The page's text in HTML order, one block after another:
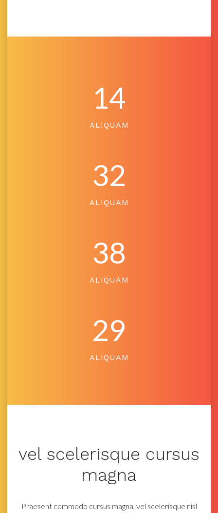
14
ALIQUAM
32
ALIQUAM
38
ALIQUAM
29
ALIQUAM
vel scelerisque cursus
magna
Praesent commodo cursus magna, vel scelerisque nisl